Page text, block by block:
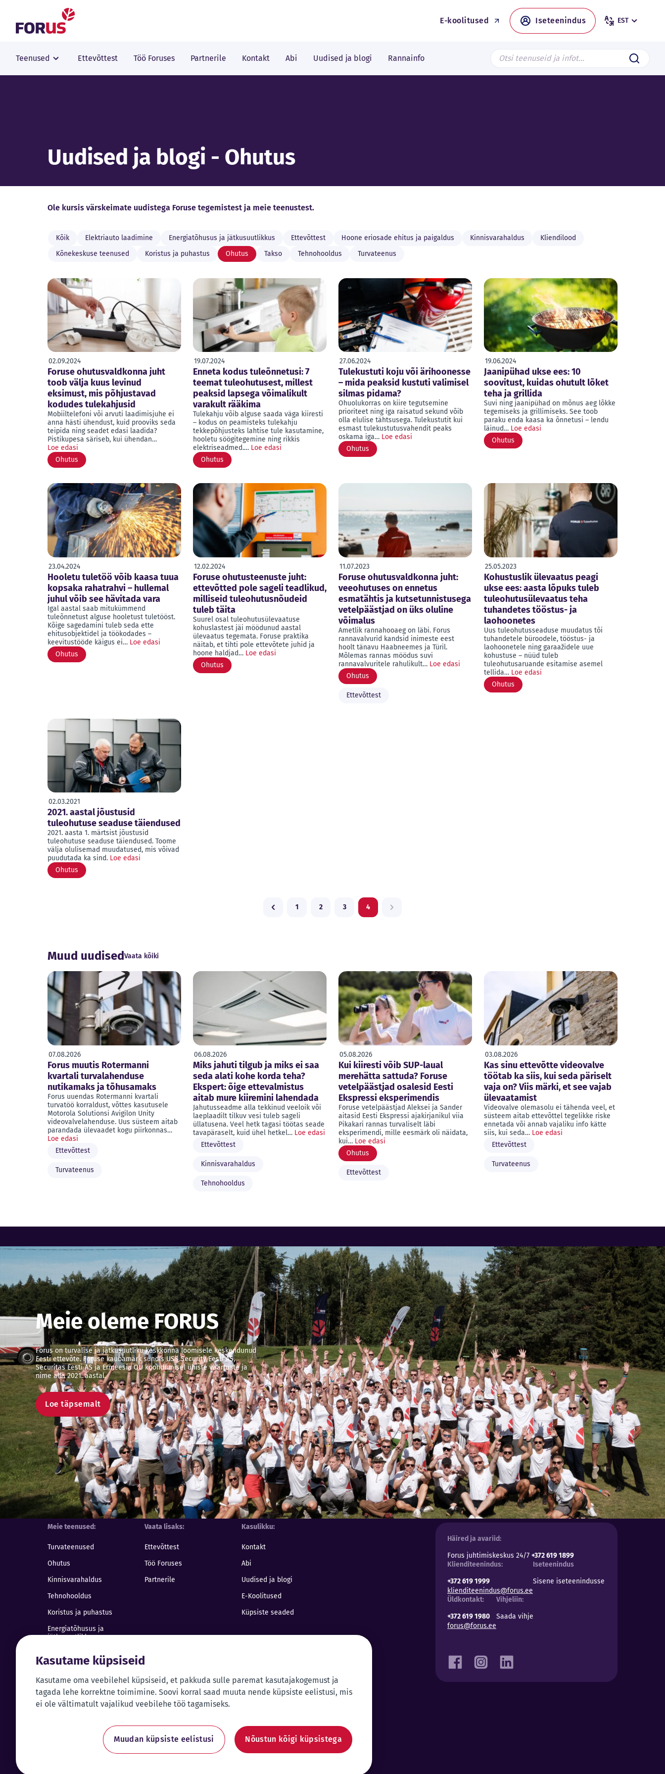
Kasutame küpsiseid
Kasutame oma veebilehel küpsiseid, et pakkuda sulle paremat kasutajakogemust ja
tagada lehe korrektne toimimine. Soovi korral saad muuta nende küpsiste eelistusi, mis
ei ole vältimatult vajalikud veebilehe töö tagamiseks.
Muudan küpsiste eelistusi Nõustun kõigi küpsistega
E-koolitused Iseteenindus EST
Teenused Ettevõttest Töö Foruses Partnerile Kontakt Abi Uudised ja blogi Rannainfo Search from page Saada
Uudised ja blogi - Ohutus
Ole kursis värskeimate uudistega Foruse tegemistest ja meie teenustest.
Kõik Elektriauto laadimine Energiatõhusus ja jätkusuutlikkus Ettevõttest Hoone eriosade ehitus ja paigaldus Kinnisvarahaldus
Kliendilood
Kõnekeskuse teenused
Koristus ja puhastus Ohutus Takso Tehnohooldus Turvateenus
02.09.2024
Foruse ohutusvaldkonna juht
toob välja kuus levinud
eksimust, mis põhjustavad
kodudes tulekahjusid
Mobiiltelefoni või arvuti laadimisjuhe ei
anna hästi ühendust, kuid prooviks seda
teipida ning seadet edasi laadida?
Pistikupesa säriseb, kui ühendan…
Loe edasi
Ohutus
19.07.2024
Enneta kodus tuleõnnetusi: 7
teemat tuleohutusest, millest
peaksid lapsega võimalikult
varakult rääkima
Tulekahju võib alguse saada väga kiiresti
– kodus on peamisteks tulekahju
tekkepõhjusteks lahtise tule kasutamine,
hooletu söögitegemine ning rikkis
elektriseadmed.… Loe edasi
Ohutus
27.06.2024
Tulekustuti koju või ärihoonesse
– mida peaksid kustuti valimisel
silmas pidama?
Ohuolukorras on kiire tegutsemine
prioriteet ning iga raisatud sekund võib
olla elulise tähtsusega. Tulekustutit kui
esmast tulekustutusvahendit peaks
oskama iga… Loe edasi
Ohutus
19.06.2024
Jaanipühad ukse ees: 10
soovitust, kuidas ohutult lõket
teha ja grillida
Suvi ning jaanipühad on mõnus aeg lõkke
tegemiseks ja grillimiseks. See toob
paraku enda kaasa ka õnnetusi – lendu
läinud… Loe edasi
Ohutus
23.04.2024
Hooletu tuletöö võib kaasa tuua
kopsaka rahatrahvi – hullemal
juhul võib see hävitada vara
Igal aastal saab mitukümmend
tuleõnnetust alguse hooletust tuletööst.
Kõige sagedamini tuleb seda ette
ehitusobjektidel ja töökodades –
keevitustööde käigus ei… Loe edasi
Ohutus
12.02.2024
Foruse ohutusteenuste juht:
ettevõtted pole sageli teadlikud,
milliseid tuleohutusnõudeid
tuleb täita
Suurel osal tuleohutusülevaatuse
kohuslastest jäi möödunud aastal
ülevaatus tegemata. Foruse praktika
näitab, et tihti pole ettevõtete juhid ja
hoone haldjad… Loe edasi
Ohutus
11.07.2023
Foruse ohutusvaldkonna juht:
veeohutuses on ennetus
esmatähtis ja kutsetunnistusega
vetelpäästjad on üks oluline
võimalus
Ametlik rannahooaeg on läbi. Forus
rannavalvurid kandsid inimeste eest
hoolt tänavu Haabneemes ja Türil.
Mõlemas rannas möödus suvi
rannavalvuritele rahulikult… Loe edasi
Ohutus
Ettevõttest
25.05.2023
Kohustuslik ülevaatus peagi
ukse ees: aasta lõpuks tuleb
tuleohutusülevaatus teha
tuhandetes tööstus- ja
laohoonetes
Uus tuleohutusseaduse muudatus tõi
tuhandetele büroodele, tööstus- ja
laohoonetele ning garaažidele uue
kohustuse – nüüd tuleb
tuleohutusaruande esitamise asemel
tellida… Loe edasi
Ohutus
02.03.2021
2021. aastal jõustusid
tuleohutuse seaduse täiendused
2021. aasta 1. märtsist jõustusid
tuleohutuse seaduse täiendused. Toome
välja olulisemad muudatused, mis võivad
puudutada ka sind. Loe edasi
Ohutus
Previous
1 2 3 4 Next
Muud uudisedVaata kõiki
07.08.2026
Forus muutis Rotermanni
kvartali turvalahenduse
nutikamaks ja tõhusamaks
Forus uuendas Rotermanni kvartali
turvatöö korraldust, võttes kasutusele
Motorola Solutionsi Avigilon Unity
videovalvelahenduse. Uus süsteem aitab
parandada ülevaadet kogu piirkonnas…
Loe edasi
Ettevõttest
Turvateenus
06.08.2026
Miks jahuti tilgub ja miks ei saa
seda alati kohe korda teha?
Ekspert: õige ettevalmistus
aitab mure kiiremini lahendada
Jahutusseadme alla tekkinud veeloik või
laeplaadilt tilkuv vesi tuleb sageli
üllatusena. Veel hetk tagasi töötas seade
tavapäraselt, kuid ühel hetkel… Loe edasi
Ettevõttest
Kinnisvarahaldus
Tehnohooldus
05.08.2026
Kui kiiresti võib SUP-laual
merehätta sattuda? Foruse
vetelpäästjad osalesid Eesti
Ekspressi eksperimendis
Foruse vetelpäästjad Aleksei ja Sander
aitasid Eesti Ekspressi ajakirjanikul viia
Pikakari rannas turvaliselt läbi
eksperimendi, mille eesmärk oli näidata,
kui… Loe edasi
Ettevõttest
Ohutus
03.08.2026
Kas sinu ettevõtte videovalve
töötab ka siis, kui seda päriselt
vaja on? Viis märki, et see vajab
ülevaatamist
Videovalve olemasolu ei tähenda veel, et
süsteem aitab ettevõttel tegelikke riske
ennetada või annab vajaliku info kätte
siis, kui seda… Loe edasi
Ettevõttest
Turvateenus
Meie oleme FORUS
Forus on turvalise ja jätkusuutliku keskkonna loomisele keskendunud
Eesti ettevõte. Foruse kaubamärk sündis USS Security Eesti AS,
Securitas Eesti AS ja Ermeesia OÜ koondumisel ühiste väärtuste ja
nime alla 2021. aastal.
Loe täpsemalt
Meie teenused
Turvateenused
Ohutus
Kinnisvarahaldus
Tehnohooldus
Koristus ja puhastus
Energiatõhusus ja
jätkusuutlikkus
Hoone eriosade ehitus ja
paigaldus
Äripindade renoveerimine
Takso
Elektriauto laadimine
Kõnekeskuse teenus
Vaata lisaks
Ettevõttest
Töö Foruses
Partnerile
Kasulikku
Kontakt
Abi
Uudised ja blogi
E-Koolitused
Küpsiste seaded
Häired ja avariid:
Forus juhtimiskeskus 24/7 +372 619 1899
Klienditeenindus:
+372 619 1999
klienditeenindus@forus.ee
Iseteenindus
Sisene iseteenindusse
Üldkontakt:
+372 619 1980
forus@forus.ee
Vihjeliin:
Saada vihje
FacebookInstagram